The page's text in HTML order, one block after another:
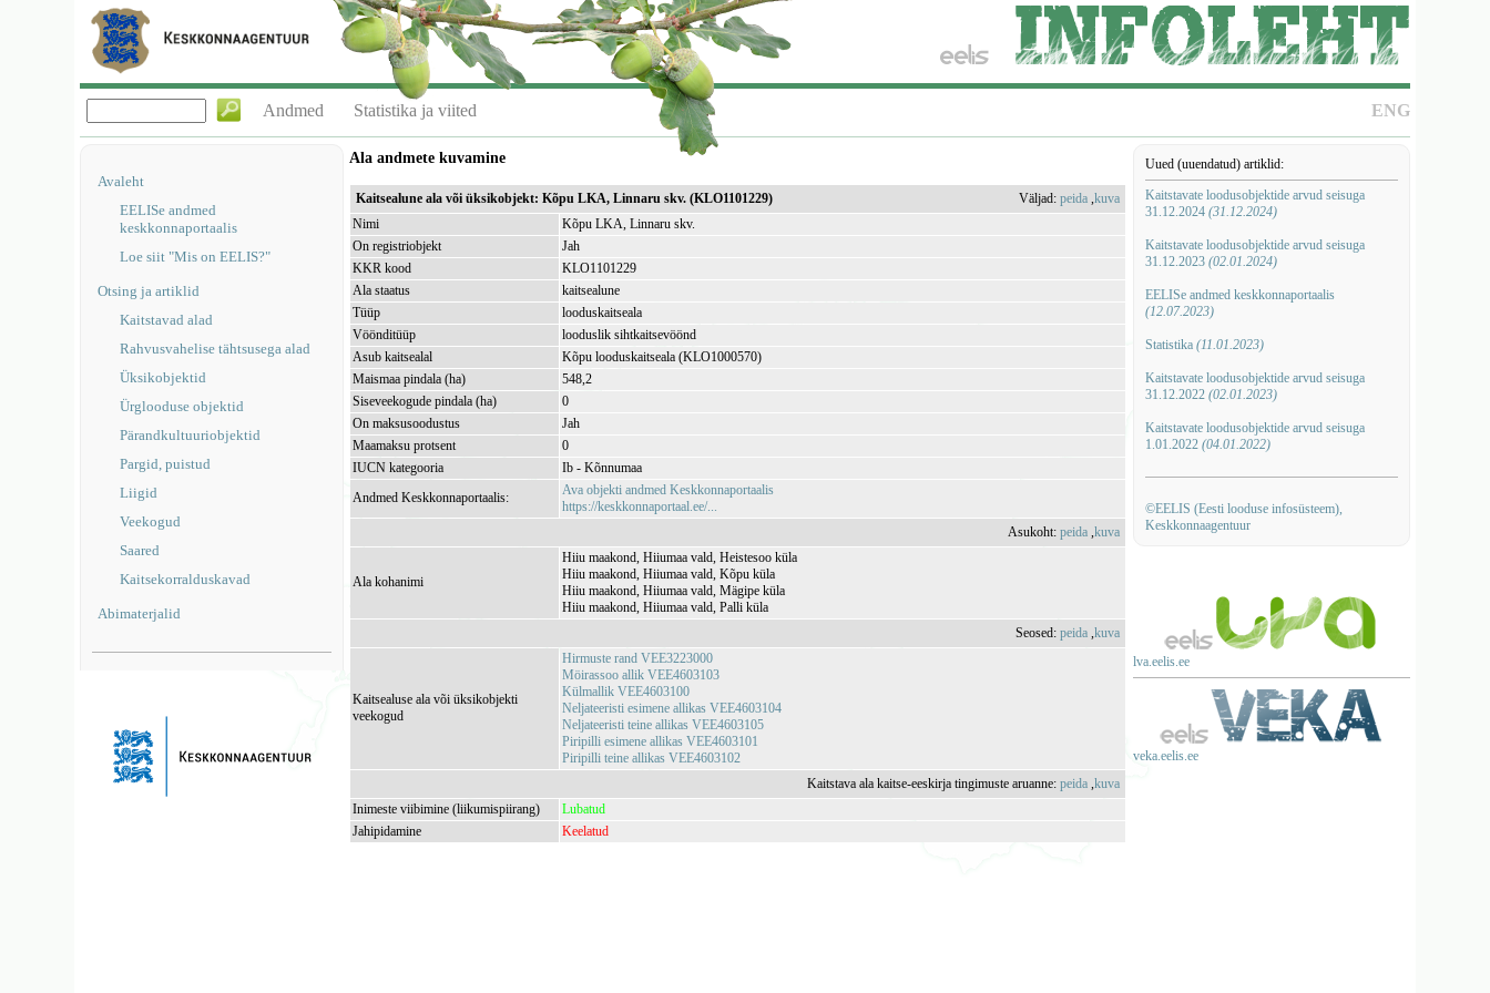
ENG
Andmed Statistika ja viited
Avaleht
EELISe andmed
keskkonnaportaalis
Loe siit "Mis on EELIS?"
Otsing ja artiklid
Kaitstavad alad
Rahvusvahelise tähtsusega alad
Üksikobjektid
Ürglooduse objektid
Pärandkultuuriobjektid
Pargid, puistud
Liigid
Veekogud
Saared
Kaitsekorralduskavad
Abimaterjalid
Uued (uuendatud) artiklid:
Kaitstavate loodusobjektide arvud seisuga
31.12.2024 (31.12.2024)
Kaitstavate loodusobjektide arvud seisuga
31.12.2023 (02.01.2024)
EELISe andmed keskkonnaportaalis
(12.07.2023)
Statistika (11.01.2023)
Kaitstavate loodusobjektide arvud seisuga
31.12.2022 (02.01.2023)
Kaitstavate loodusobjektide arvud seisuga
1.01.2022 (04.01.2022)
©EELIS (Eesti looduse infosüsteem),
Keskkonnaagentuur
lva.eelis.ee
veka.eelis.ee
Ala andmete kuvamine
Kaitsealune ala või üksikobjekt: Kõpu LKA, Linnaru skv. (KLO1101229) Väljad:peida ,kuva
Nimi
Kõpu LKA, Linnaru skv.
On registriobjekt
Jah
KKR kood
KLO1101229
Ala staatus
kaitsealune
Tüüp
looduskaitseala
Vöönditüüp
looduslik sihtkaitsevöönd
Asub kaitsealal
Kõpu looduskaitseala (KLO1000570)
Maismaa pindala (ha)
548,2
Siseveekogude pindala (ha)
0
On maksusoodustus
Jah
Maamaksu protsent
0
IUCN kategooria
Ib - Kõnnumaa
Andmed Keskkonnaportaalis:
Ava objekti andmed Keskkonnaportaalis
https://keskkonnaportaal.ee/...
Asukoht:peida ,kuva
Ala kohanimi
Hiiu maakond, Hiiumaa vald, Heistesoo küla
Hiiu maakond, Hiiumaa vald, Kõpu küla
Hiiu maakond, Hiiumaa vald, Mägipe küla
Hiiu maakond, Hiiumaa vald, Palli küla
Seosed:peida ,kuva
Kaitsealuse ala või üksikobjekti
veekogud
Hirmuste rand VEE3223000
Möirassoo allik VEE4603103
Külmallik VEE4603100
Neljateeristi esimene allikas VEE4603104
Neljateeristi teine allikas VEE4603105
Piripilli esimene allikas VEE4603101
Piripilli teine allikas VEE4603102
Kaitstava ala kaitse-eeskirja tingimuste aruanne:peida ,kuva
Inimeste viibimine (liikumispiirang)
Lubatud
Jahipidamine
Keelatud